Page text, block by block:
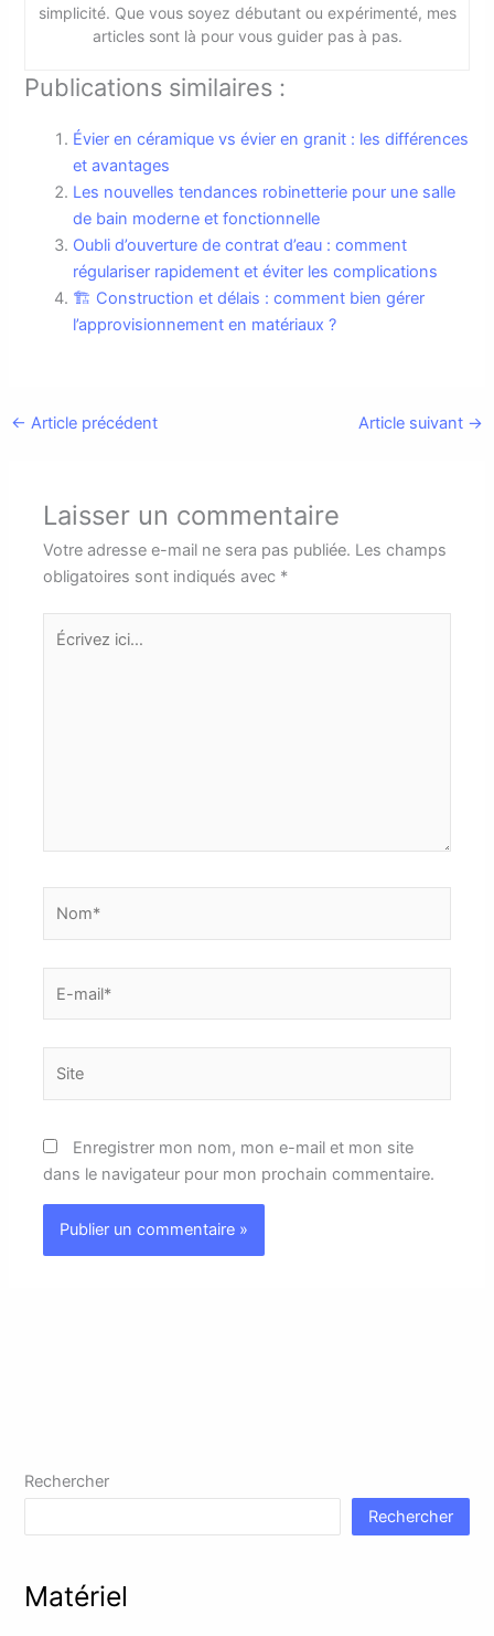
simplicité. Que vous soyez débutant ou expérimenté, mes
articles sont là pour vous guider pas à pas.
Publications similaires :
Évier en céramique vs évier en granit : les différences
et avantages
Les nouvelles tendances robinetterie pour une salle
de bain moderne et fonctionnelle
Oubli d’ouverture de contrat d’eau : comment
régulariser rapidement et éviter les complications
🏗️ Construction et délais : comment bien gérer
l’approvisionnement en matériaux ?
← Article précédent Article suivant →
Laisser un commentaire
Votre adresse e-mail ne sera pas publiée. Les champs
obligatoires sont indiqués avec *
Écrivez
mail*
Enregistrer mon nom, mon e-mail et mon site
dans le navigateur pour mon prochain commentaire.
Rechercher
Rechercher
Matériel